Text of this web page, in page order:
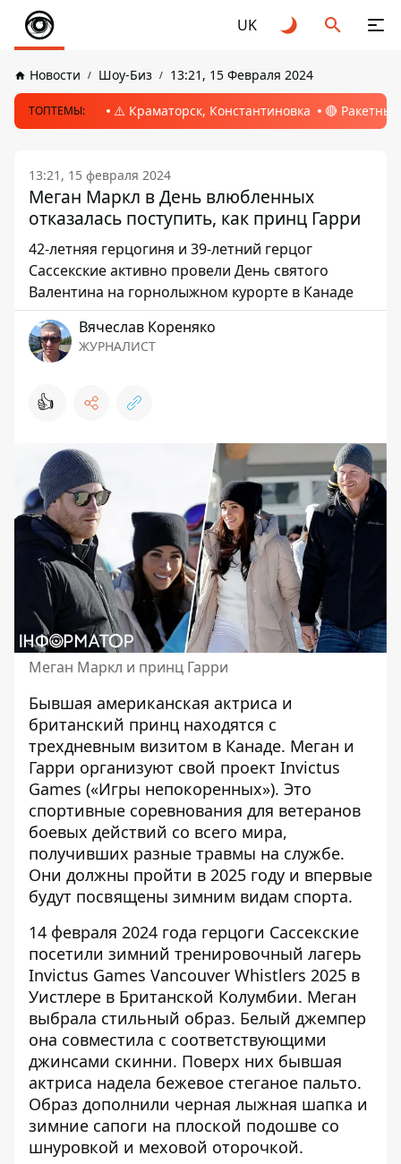
UK
Новости Шоу-Биз 13:21, 15 Февраля 2024
ТОПТЕМЫ: ⚠️ Краматорск, Константиновка 🔴
13:21, 15 февраля 2024
Меган Маркл в День влюбленных
отказалась поступить, как принц Гарри
42-летняя герцогиня и 39-летний герцог
Сассекские активно провели День святого
Валентина на горнолыжном курорте в Канаде
Вячеслав Кореняко
ЖУРНАЛИСТ
👍
Меган Маркл и принц Гарри
Бывшая американская актриса и
британский принц находятся с
трехдневным визитом в Канаде. Меган и
Гарри организуют свой проект Invictus
Games («Игры непокоренных»). Это
спортивные соревнования для ветеранов
боевых действий со всего мира,
получивших разные травмы на службе.
Они должны пройти в 2025 году и впервые
будут посвящены зимним видам спорта.
14 февраля 2024 года герцоги Сассекские
посетили зимний тренировочный лагерь
Invictus Games Vancouver Whistlers 2025 в
Уистлере в Британской Колумбии. Меган
выбрала стильный образ. Белый джемпер
она совместила с соответствующими
джинсами скинни. Поверх них бывшая
актриса надела бежевое стеганое пальто.
Образ дополнили черная лыжная шапка и
зимние сапоги на плоской подошве со
шнуровкой и меховой оторочкой.